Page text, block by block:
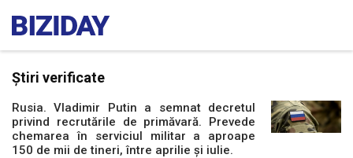
Știri verificate
Rusia. Vladimir Putin a semnat decretul
privind recrutările de primăvară. Prevede
chemarea în serviciul militar a aproape
150 de mii de tineri, între aprilie și iulie.